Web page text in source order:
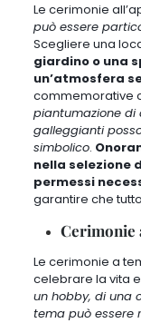
Le cerimonie
può essere
Scegliere una
giardino o una
un’atmosfera
commemorative
piantumazione di
galleggianti
simbolico.
nella selezione
permessi
garantire che
Cerimonie
Le cerimonie a
celebrare la vita
un hobby, di una
tema può essere